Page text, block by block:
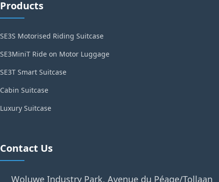
Products
SE3S Motorised Riding Suitcase
SE3MiniT Ride on Motor Luggage
SE3T Smart Suitcase
Cabin Suitcase
Luxury Suitcase
Contact Us
Woluwe Industry Park, Avenue du Péage/Tollaan